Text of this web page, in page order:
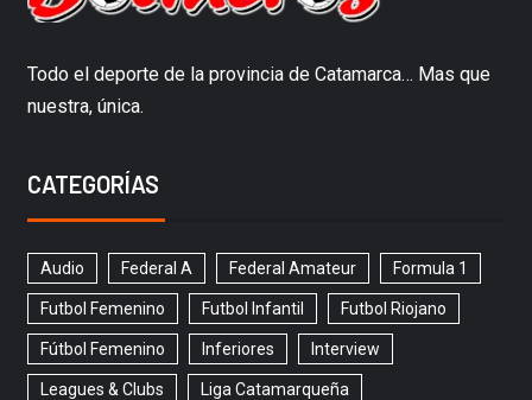
Todo el deporte de la provincia de Catamarca… Mas que
nuestra, única.
CATEGORÍAS
Audio Federal A Federal Amateur Formula 1
Futbol Femenino Futbol Infantil Futbol Riojano
Fútbol Femenino Inferiores Interview
Leagues & Clubs Liga Catamarqueña